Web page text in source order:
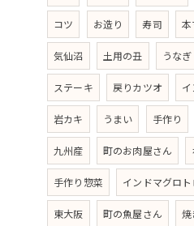
コツ お造り 寿司 本
気仙沼 土用の丑 うなぎ
ステーキ 戻りカツオ
岩カキ うまい 手作り
九州産 町のお肉屋さん
手作り惣菜 インドマグロト
東大阪 町の魚屋さん